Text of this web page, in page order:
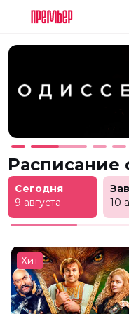
Расписание
Сегодня
9 августа
10
Хит